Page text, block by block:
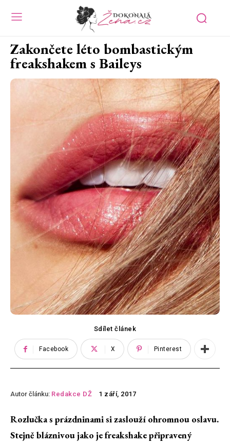
Zakončete léto bombastickým
freakshakem s Baileys
Sdílet článek
Facebook X Pinterest
Autor článku: Redakce DŽ 1 září, 2017
Rozlučka s prázdninami si zaslouží ohromnou oslavu.
Stejně bláznivou jako je freakshake připravený